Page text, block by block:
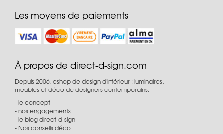
Les moyens de paiements
À propos de direct-d-sign.com
Depuis 2006, eshop de design d'intérieur : luminaires,
meubles et déco de designers contemporains.
le concept
nos engagements
le blog direct-d-sign
Nos conseils déco